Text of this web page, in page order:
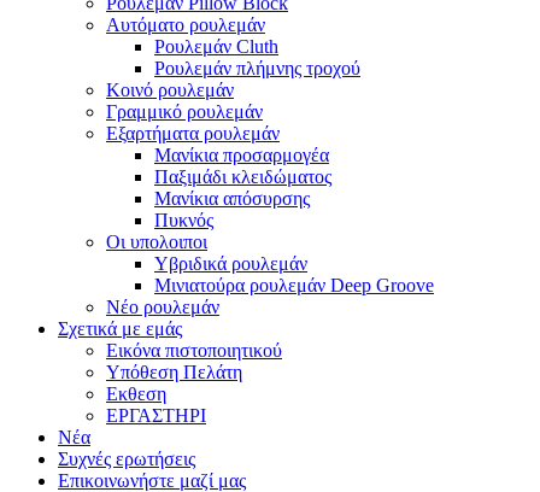
Αυτόματο ρουλεμάν
Ρουλεμάν Cluth
Ρουλεμάν πλήμνης τροχού
Κοινό ρουλεμάν
Γραμμικό ρουλεμάν
Εξαρτήματα ρουλεμάν
Μανίκια προσαρμογέα
Παξιμάδι κλειδώματος
Μανίκια απόσυρσης
Πυκνός
Οι υπολοιποι
Υβριδικά ρουλεμάν
Μινιατούρα ρουλεμάν Deep Groove
Νέο ρουλεμάν
Σχετικά με εμάς
Εικόνα πιστοποιητικού
Υπόθεση Πελάτη
Εκθεση
ΕΡΓΑΣΤΗΡΙ
Νέα
Συχνές ερωτήσεις
Επικοινωνήστε μαζί μας